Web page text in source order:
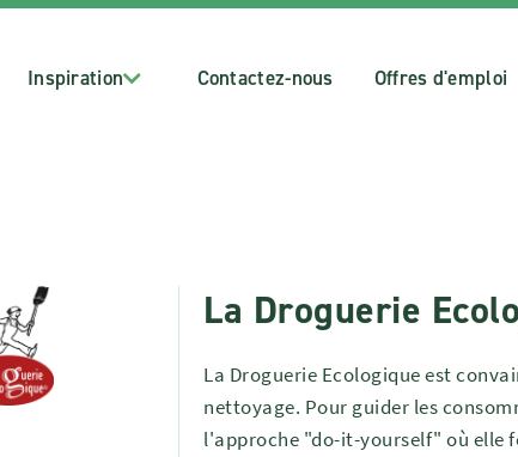
Inspiration Contactez-nous Offres d'emploi
La Droguerie
La Droguerie Ecologique est
nettoyage. Pour guider les
l'approche "do-it-yourself" où elle